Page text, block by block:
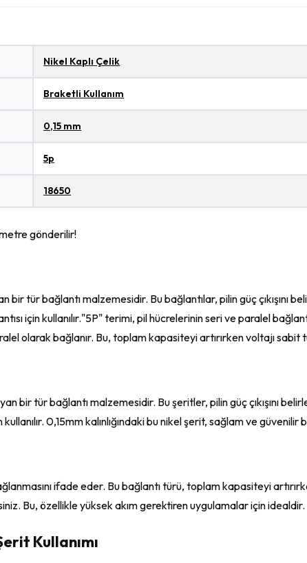
Nikel Kaplı Çelik
Braketli Kullanım
0,15 mm
5p
18650
gönderilir!
bir tür bağlantı malzemesidir. Bu bağlantılar, pilin güç
için kullanılır."5P" terimi, pil hücrelerinin seri ve paralel
olarak bağlanır. Bu, toplam kapasiteyi artırırken voltajı sabit
bir tür bağlantı malzemesidir. Bu şeritler, pilin güç çıkışını
0,15mm kalınlığındaki bu nikel şerit, sağlam ve güvenilir
ifade eder. Bu bağlantı türü, toplam kapasiteyi
Bu, özellikle yüksek akım gerektiren uygulamalar için idealdir.
Kullanımı